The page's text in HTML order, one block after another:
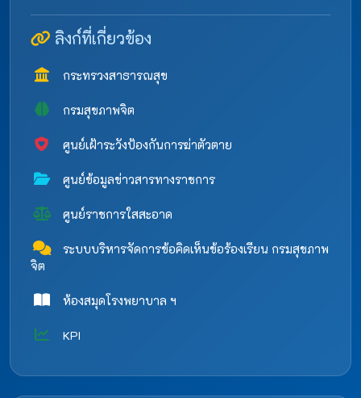
ลิงก์ที่เกี่ยวข้อง
กระทรวงสาธารณสุข
กรมสุขภาพจิต
ศูนย์เฝ้าระวังป้องกันการฆ่าตัวตาย
ศูนย์ข้อมูลข่าวสารทางราชการ
ศูนย์ราชการใสสะอาด
ระบบบริหารจัดการข้อคิดเห็นข้อร้องเรียน กรมสุขภาพ
จิต
ห้องสมุดโรงพยาบาล ฯ
KPI